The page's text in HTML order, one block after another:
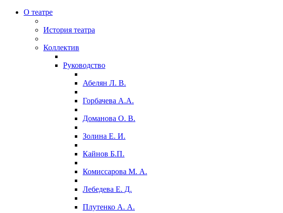
О театре
История театра
Коллектив
Руководство
Абелян Л. В.
Горбачева А.А.
Доманова О. В.
Золина Е. И.
Кайнов Б.П.
Комиссарова М. А.
Лебедева Е. Д.
Плутенко А. А.